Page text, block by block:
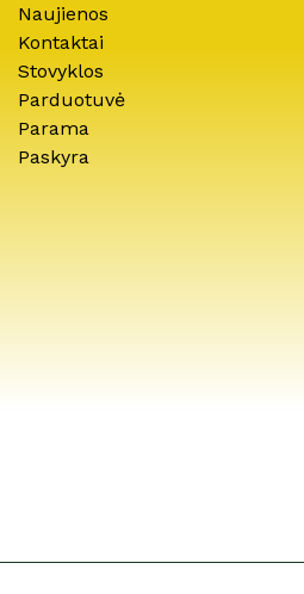
Naujienos
Kontaktai
Stovyklos
Parduotuvė
Parama
Paskyra